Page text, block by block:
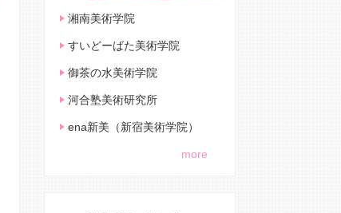
湘南美術学院
すいどーばた美術学院
御茶の水美術学院
河合塾美術研究所
ena新美（新宿美術学院）
more